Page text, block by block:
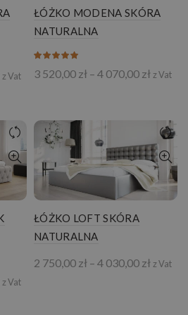
Zakres
850,00 zł
do
130,00 zł
z Vat
ŁÓŻKO MODENA SKÓRA
NATURALNA
3 520,00 zł – 4 070,00 złZakres
520,00
do
4
070,00
z Vat
Zakres
z Vat
ŁÓŻKO LOFT SKÓRA
NATURALNA
2 750,00 zł – 4 030,00 złZakres
z Vat